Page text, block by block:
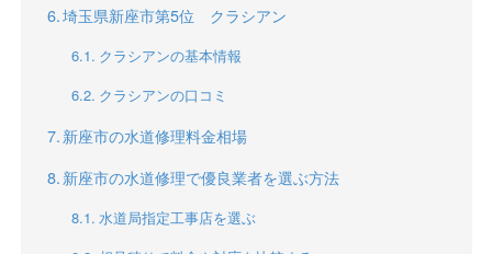
埼玉県新座市第5位 クラシアン
クラシアンの基本情報
クラシアンの口コミ
新座市の水道修理料金相場
新座市の水道修理で優良業者を選ぶ方法
水道局指定工事店を選ぶ